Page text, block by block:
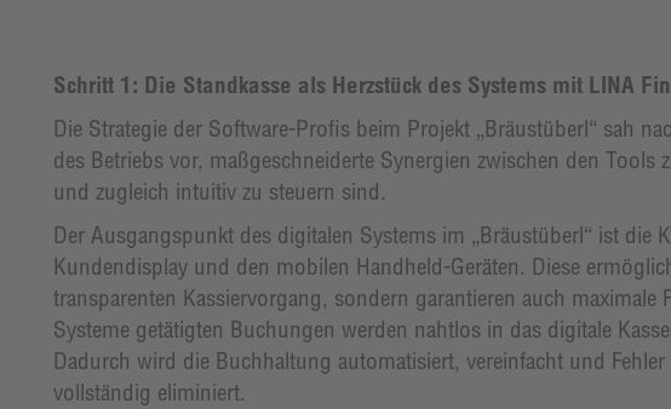
Schritt 1: Die Standkasse als Herzstück des Systems mit LINA
Die Strategie der Software-Profis beim Projekt „Bräustüberl“ sah
des Betriebs vor, maßgeschneiderte Synergien zwischen den
und zugleich intuitiv zu steuern sind.
Der Ausgangspunkt des digitalen Systems im „Bräustüberl“ ist die
Kundendisplay und den mobilen Handheld-Geräten. Diese
transparenten Kassiervorgang, sondern garantieren auch maximale
Systeme getätigten Buchungen werden nahtlos in das digitale
Dadurch wird die Buchhaltung automatisiert, vereinfacht und
vollständig eliminiert.